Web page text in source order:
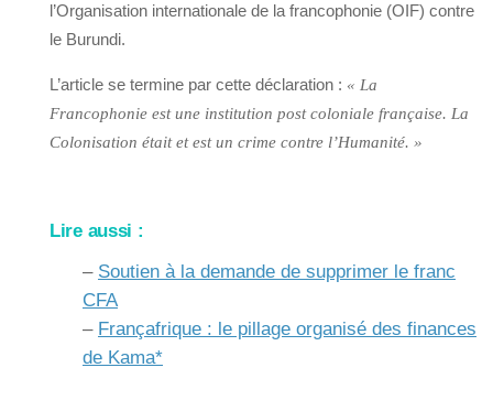
l’Organisation internationale de la francophonie (OIF) contre
le Burundi.
L’article se termine par cette déclaration : « La
Francophonie est une institution post coloniale française. La
Colonisation était et est un crime contre l’Humanité. »
Lire aussi :
– Soutien à la demande de supprimer le franc
CFA
– Françafrique : le pillage organisé des finances
de Kama*